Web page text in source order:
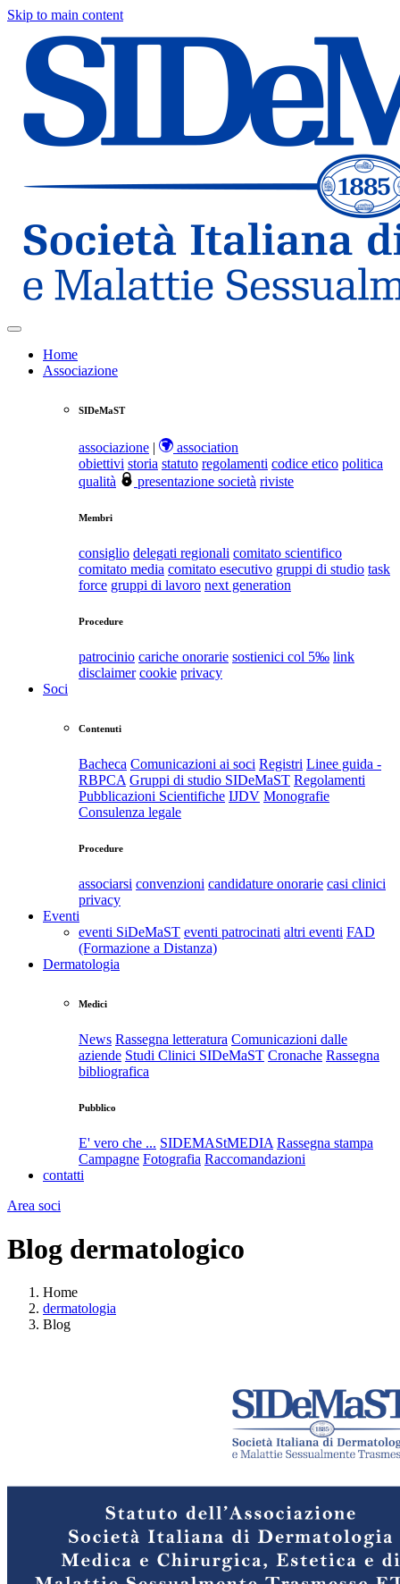
Skip to main content
Home
Associazione
SIDeMaST
associazione |
association
obiettivi storia statuto regolamenti codice etico politica
qualità
presentazione società riviste
Membri
consiglio delegati regionali comitato scientifico
comitato media comitato esecutivo gruppi di studio task
force gruppi di lavoro next generation
Procedure
patrocinio cariche onorarie sostienici col 5‰ link
disclaimer cookie privacy
Soci
Contenuti
Bacheca Comunicazioni ai soci Registri Linee guida -
RBPCA Gruppi di studio SIDeMaST Regolamenti
Pubblicazioni Scientifiche IJDV Monografie
Consulenza legale
Procedure
associarsi convenzioni candidature onorarie casi clinici
privacy
Eventi
eventi SiDeMaST eventi patrocinati altri eventi FAD
(Formazione a Distanza)
Dermatologia
Medici
News Rassegna letteratura Comunicazioni dalle
aziende Studi Clinici SIDeMaST Cronache Rassegna
bibliografica
Pubblico
E' vero che ... SIDEMAStMEDIA Rassegna stampa
Campagne Fotografia Raccomandazioni
contatti
Area soci
Blog dermatologico
Home
dermatologia
Blog